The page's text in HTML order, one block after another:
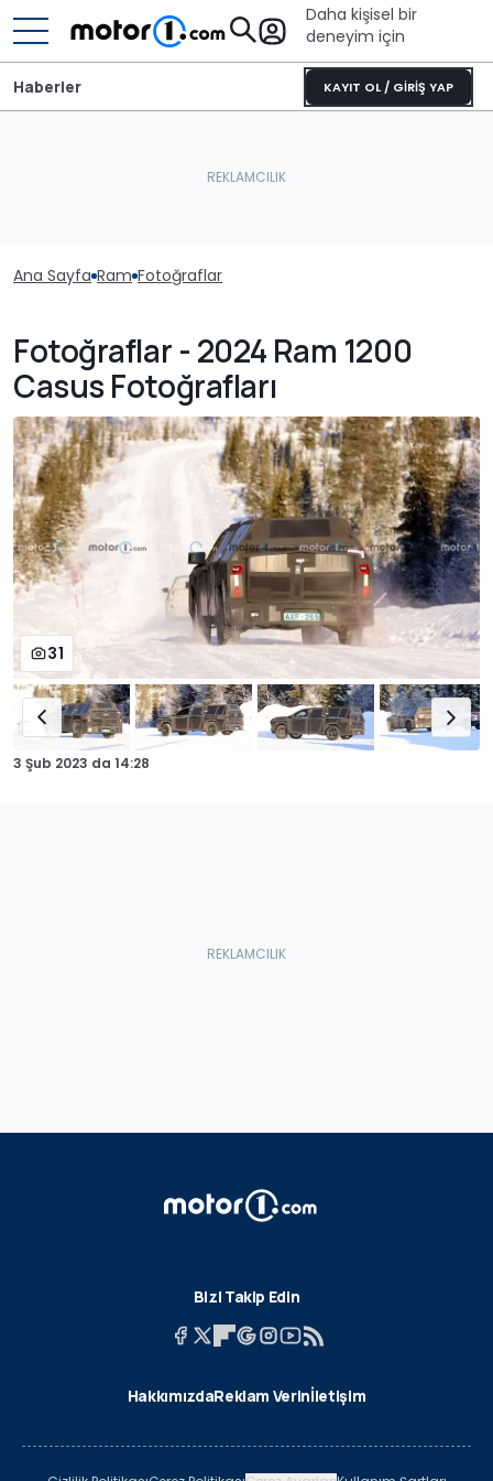
Daha kişisel bir
deneyim için
KAYIT OL / GİRİŞ YAP
Haberler
Ana Sayfa Ram Fotoğraflar
Fotoğraflar - 2024 Ram 1200
Casus Fotoğrafları
31
3 Şub 2023 da 14:28
Bizi Takip Edin
HakkımızdaReklam Verinİletişim